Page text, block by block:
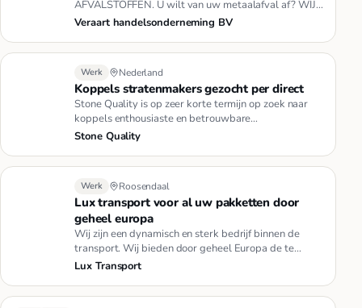
AFVALSTOFFEN. U wilt van uw metaalafval af? WIJ
DOEN U EEN AANBOD DAT UW NIET KAN
Veraart handelsonderneming BV
Werk Nederland
Koppels stratenmakers gezocht per direct
Stone Quality is op zeer korte termijn op zoek naar
koppels enthousiaste en betrouwbare
stratenmakers/oppermannen. Eigen…
Stone Quality
Werk Roosendaal
Lux transport voor al uw pakketten door
geheel europa
Wij zijn een dynamisch en sterk bedrijf binnen de
transport. Wij bieden door geheel Europa de te
bezorgen pakketten, uw …
Lux Transport